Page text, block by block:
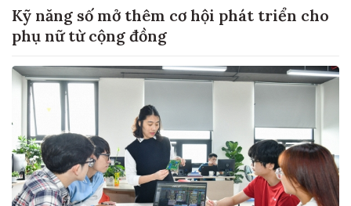
Kỹ năng số mở thêm cơ hội phát triển cho
phụ nữ từ cộng đồng